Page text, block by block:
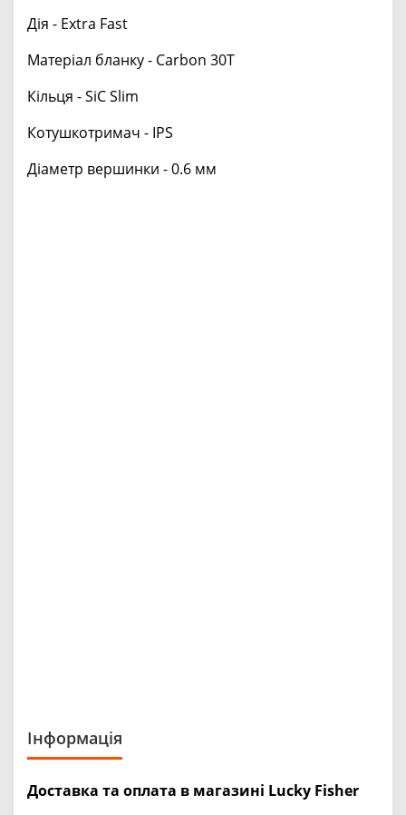
Дія - Extra Fast
Матеріал бланку - Carbon 30T
Кільця - SiC Slim
Котушкотримач - IPS
Діаметр вершинки - 0.6 мм
Інформація
Доставка та оплата в магазині Lucky Fisher